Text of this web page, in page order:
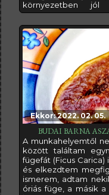
környezetben jól
körümények
Bourjasotte Grise
gazdagon elágazó,
nélkül. Fényes,
Ekkor: 2022. 02. 05.
BUDAI BARNA
A munkahelyemtől
között találtam
fügefát (Ficus
és elkezdtem
ismerem, adtam
óriás füge, a másik